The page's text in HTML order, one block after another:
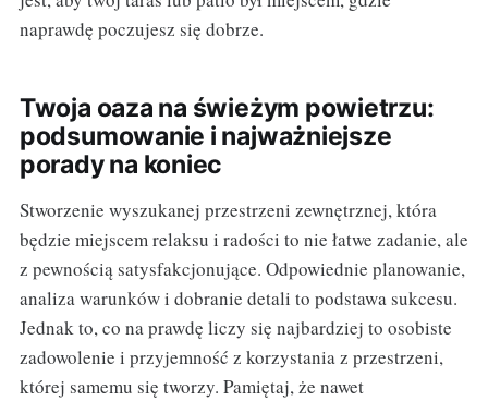
naprawdę poczujesz się dobrze.
Twoja oaza na świeżym powietrzu:
podsumowanie i najważniejsze
porady na koniec
Stworzenie wyszukanej przestrzeni zewnętrznej, która
będzie miejscem relaksu i radości to nie łatwe zadanie, ale
z pewnością satysfakcjonujące. Odpowiednie planowanie,
analiza warunków i dobranie detali to podstawa sukcesu.
Jednak to, co na prawdę liczy się najbardziej to osobiste
zadowolenie i przyjemność z korzystania z przestrzeni,
której samemu się tworzy. Pamiętaj, że nawet